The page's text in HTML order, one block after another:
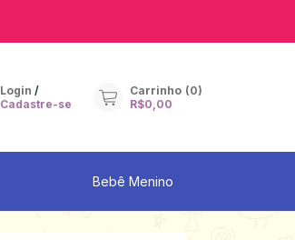
Login /
Cadastre-se
Carrinho (0)
R$0,00
Bebê Menino